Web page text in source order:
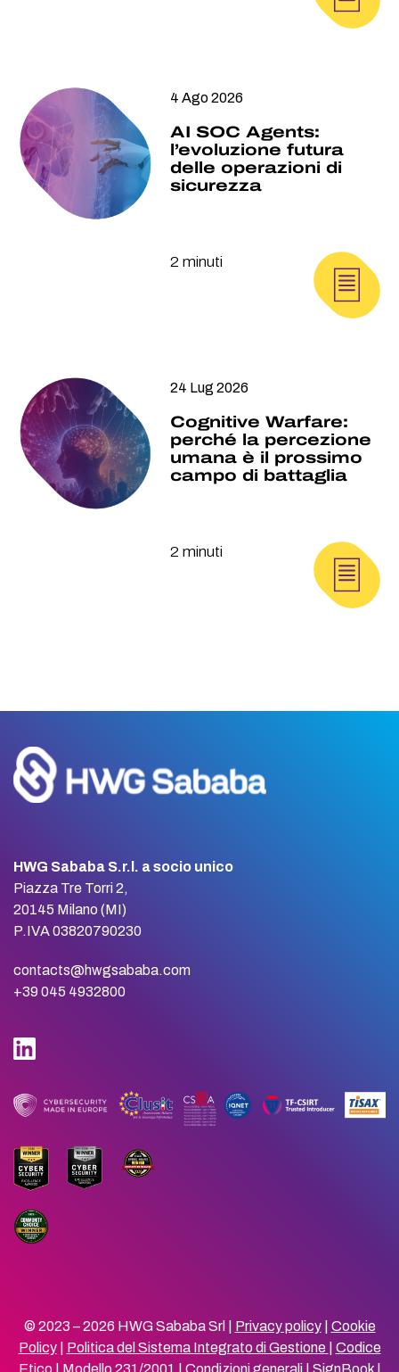
4 Ago 2026
AI SOC Agents:
l’evoluzione futura
delle operazioni di
sicurezza
2 minuti
24 Lug 2026
Cognitive Warfare:
perché la percezione
umana è il prossimo
campo di battaglia
2 minuti
HWG Sababa S.r.l. a socio unico
Piazza Tre Torri 2,
20145 Milano (MI)
P.IVA 03820790230
contacts@hwgsababa.com
+39 045 4932800
© 2023 – 2026 HWG Sababa Srl | Privacy policy| Cookie
Policy| Politica del Sistema Integrato di Gestione
Codice
Etico| Modello 231/2001 Condizioni generali| SignBook|